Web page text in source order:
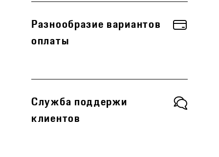
Разнообразие вариантов
оплаты
Служба поддержи
клиентов